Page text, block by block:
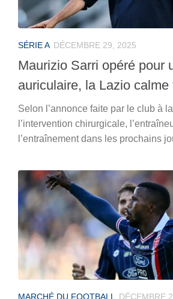
SÉRIE A DÉCEMBRE 29, 2025
Maurizio Sarri opéré pour
auriculaire, la Lazio
Selon l’annonce faite par le club à
l’intervention chirurgicale,
l’entraînement dans les prochains
MARCHÉ DU FOOTBALL DÉCEMBRE